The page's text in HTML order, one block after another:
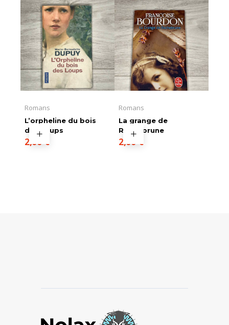
Romans
L’orpheline du bois
des Loups
2,00€
Romans
La grange de
Rochebrune
2,00€